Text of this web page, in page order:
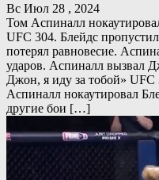
Вс Июл 28 , 2024
Том Аспиналл
UFC 304. Блейдс
потерял равновесие.
ударов. Аспиналл вызвал
Джон, я иду за тобой»
Аспиналл нокаутировал
другие бои […]